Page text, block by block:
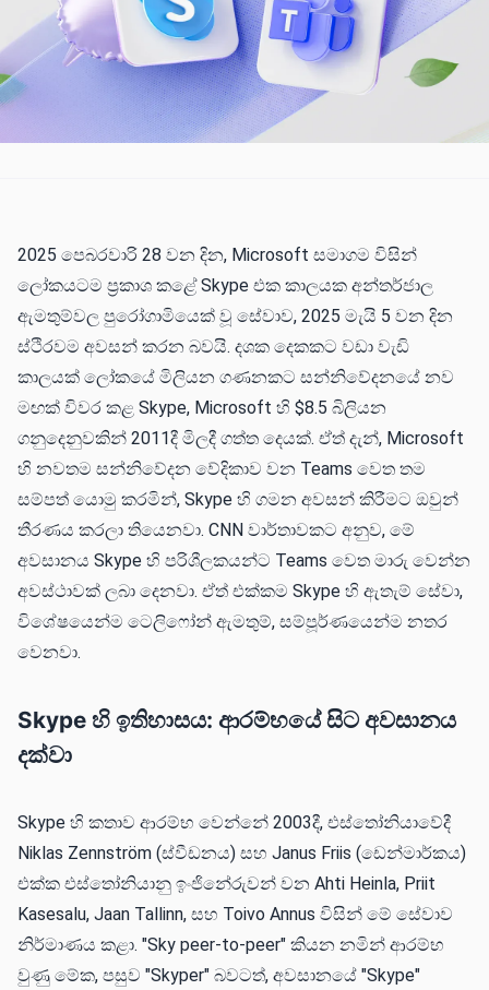
2025 පෙබරවාරි 28 වන දින, Microsoft සමාගම විසින්
ලෝකයටම ප්‍රකාශ කළේ Skype එක කාලයක අන්තර්ජාල
ඇමතුම්වල පුරෝගාමියෙක් වූ සේවාව, 2025 මැයි 5 වන දින
ස්ථිරවම අවසන් කරන බවයි. දශක දෙකකට වඩා වැඩි
කාලයක් ලෝකයේ මිලියන ගණනකට සන්නිවේදනයේ නව
මඟක් විවර කළ Skype, Microsoft හි $8.5 බිලියන
ගනුදෙනුවකින් 2011දී මිලදී ගත්ත දෙයක්. ඒත් දැන්, Microsoft
හි නවතම සන්නිවේදන වේදිකාව වන Teams වෙත තම
සම්පත් යොමු කරමින්, Skype හි ගමන අවසන් කිරීමට ඔවුන්
තීරණය කරලා තියෙනවා. CNN වාර්තාවකට අනුව, මේ
අවසානය Skype හි පරිශීලකයන්ට Teams වෙත මාරු වෙන්න
අවස්ථාවක් ලබා දෙනවා. ඒත් එක්කම Skype හි ඇතැම් සේවා,
විශේෂයෙන්ම ටෙලිෆෝන් ඇමතුම්, සම්පූර්ණයෙන්ම නතර
වෙනවා.
Skype හි ඉතිහාසය: ආරම්භයේ සිට අවසානය
දක්වා
Skype හි කතාව ආරම්භ වෙන්නේ 2003දී, එස්තෝනියාවේදී
Niklas Zennström (ස්වීඩනය) සහ Janus Friis (ඩෙන්මාර්කය)
එක්ක එස්තෝනියානු ඉංජිනේරුවන් වන Ahti Heinla, Priit
Kasesalu, Jaan Tallinn, සහ Toivo Annus විසින් මේ සේවාව
නිර්මාණය කළා. "Sky peer-to-peer" කියන නමින් ආරම්භ
වුණු මේක, පසුව "Skyper" බවටත්, අවසානයේ "Skype"